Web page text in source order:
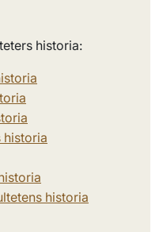
historia:
historia
historia